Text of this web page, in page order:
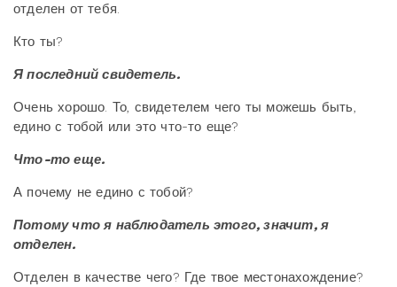
отделен от тебя.
Кто ты?
Я последний свидетель.
Очень хорошо. То, свидетелем чего ты можешь быть,
едино с тобой или это что-то еще?
Что-то еще.
А почему не едино с тобой?
Потому что я наблюдатель этого, значит, я
отделен.
Отделен в качестве чего? Где твое местонахождение?